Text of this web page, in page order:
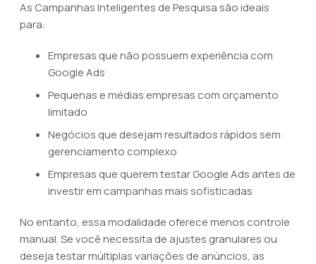
As Campanhas Inteligentes de Pesquisa são ideais
para:
Empresas que não possuem experiência com
Google Ads
Pequenas e médias empresas com orçamento
limitado
Negócios que desejam resultados rápidos sem
gerenciamento complexo
Empresas que querem testar Google Ads antes de
investir em campanhas mais sofisticadas
No entanto, essa modalidade oferece menos controle
manual. Se você necessita de ajustes granulares ou
deseja testar múltiplas variações de anúncios, as